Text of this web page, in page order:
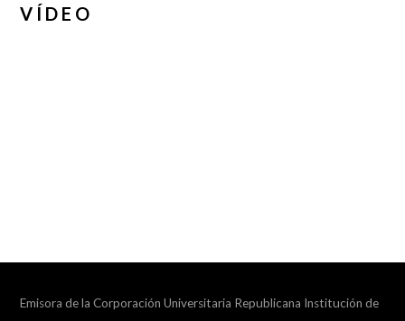
VÍDEO
Emisora de la Corporación Universitaria Republicana Institución de